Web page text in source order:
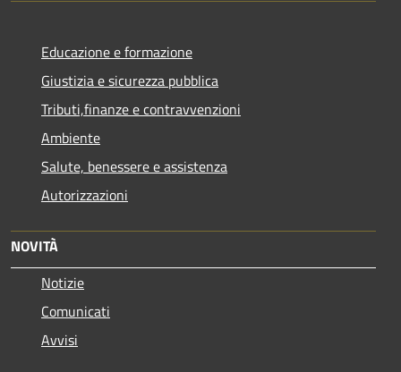
Educazione e formazione
Giustizia e sicurezza pubblica
Tributi,finanze e contravvenzioni
Ambiente
Salute, benessere e assistenza
Autorizzazioni
NOVITÀ
Notizie
Comunicati
Avvisi